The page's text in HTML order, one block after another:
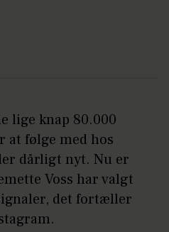
lige knap 80.000
at følge med hos
dårligt nyt. Nu er
Voss har valgt
det fortæller